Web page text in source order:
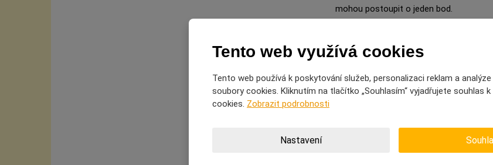
mohou postoupit o jeden bod.
Rytíři nemohou přeskakovat žádné
musí jej obránce přeskočit a odstranit
provést vícenásobný skok a vyřadit
mohl některou figurku vyřadit, dostává
rytířům nepodaří dobýt a obsadit hrad,
Loupežní rytíři prohrávají, pokud jim
Dva hráči dostanou po 11 figurkách,
Tento web využívá cookies
Tento web používá k poskytování služeb, personalizaci reklam a
soubory cookies. Kliknutím na tlačítko „Souhlasím“ vyjadřujete souhlas
cookies. Zobrazit podrobnosti
Nastavení